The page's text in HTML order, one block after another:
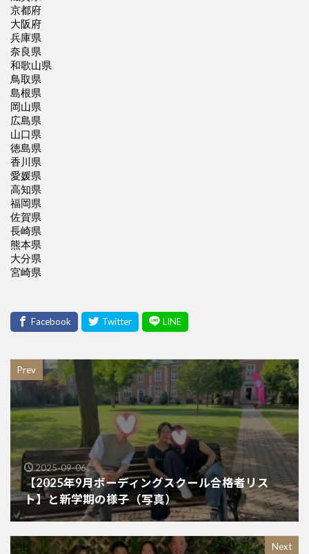
Prev
2025-09-06
【2025年9月ボーディングスクール合格者リス
ト】と新学期の様子（写真）
Next